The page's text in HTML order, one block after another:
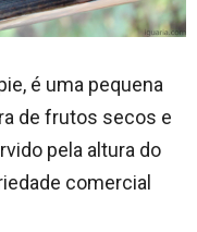
é uma pequena
de frutos secos e
pela altura do
comercial